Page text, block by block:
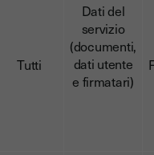
Tutti
Dati del
servizio
(documenti,
dati utente
e firmatari)